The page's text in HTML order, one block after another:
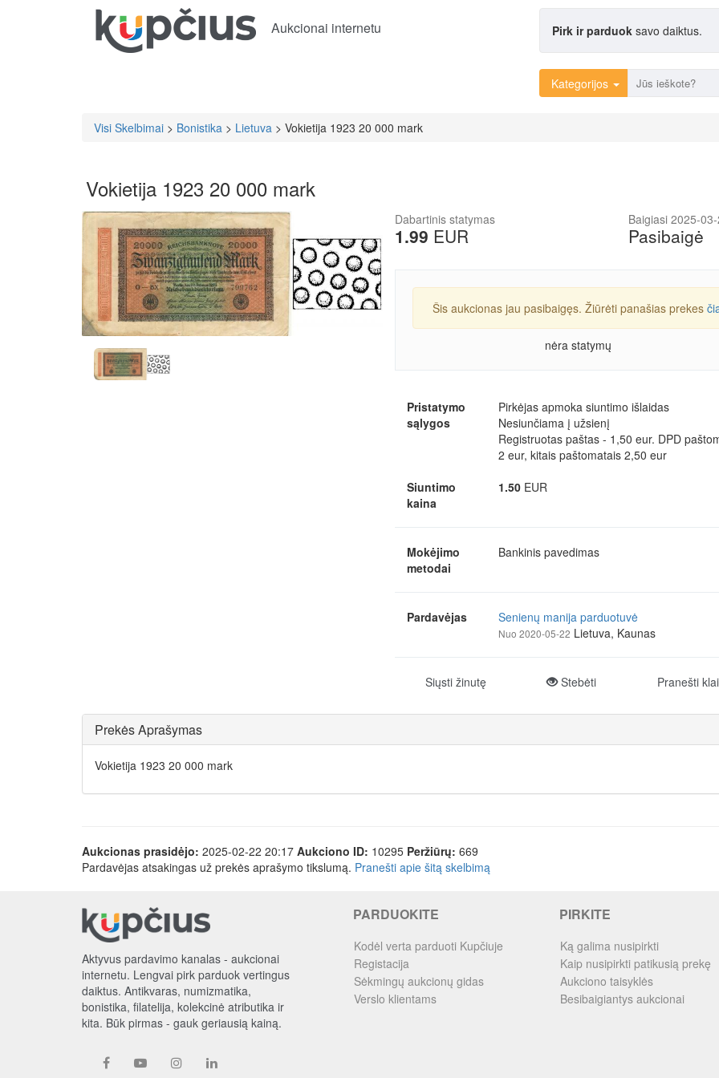
Aukcionai internetu Pirk ir parduok savo daiktus.
Kategorijos
Visi Skelbimai > Bonistika > Lietuva > Vokietija 1923 20 000 mark
Vokietija 1923 20 000 mark
Dabartinis statymas
1.99 EUR
Baigiasi 2025-
Pasibaigė
Šis aukcionas jau pasibaigęs. Žiūrėti panašias prekes
nėra statymų
Pristatymo
sąlygos
Pirkėjas apmoka siuntimo išlaidas
Nesiunčiama į užsienį
Registruotas paštas - 1,50 eur. DPD
2 eur, kitais paštomatais 2,50 eur
Siuntimo
kaina
1.50 EUR
Mokėjimo
metodai
Bankinis pavedimas
Pardavėjas Senienų manija parduotuvė
Nuo 2020-05-22 Lietuva, Kaunas
Siųsti žinutę Stebėti Pranešti
Prekės Aprašymas
Vokietija 1923 20 000 mark
Aukcionas prasidėjo: 2025-02-22 20:17 Aukciono ID: 10295 Peržiūrų: 669
Pardavėjas atsakingas už prekės aprašymo tikslumą. Pranešti apie šitą skelbimą
Aktyvus pardavimo kanalas - aukcionai
internetu. Lengvai pirk parduok vertingus
daiktus. Antikvaras, numizmatika,
bonistika, filatelija, kolekcinė atributika ir
kita. Būk pirmas - gauk geriausią kainą.
PARDUOKITE
Kodėl verta parduoti Kupčiuje
Registacija
Sėkmingų aukcionų gidas
Verslo klientams
PIRKITE
Ką galima nusipirkti
Kaip nusipirkti patikusią prekę
Aukciono taisyklės
Besibaigiantys aukcionai